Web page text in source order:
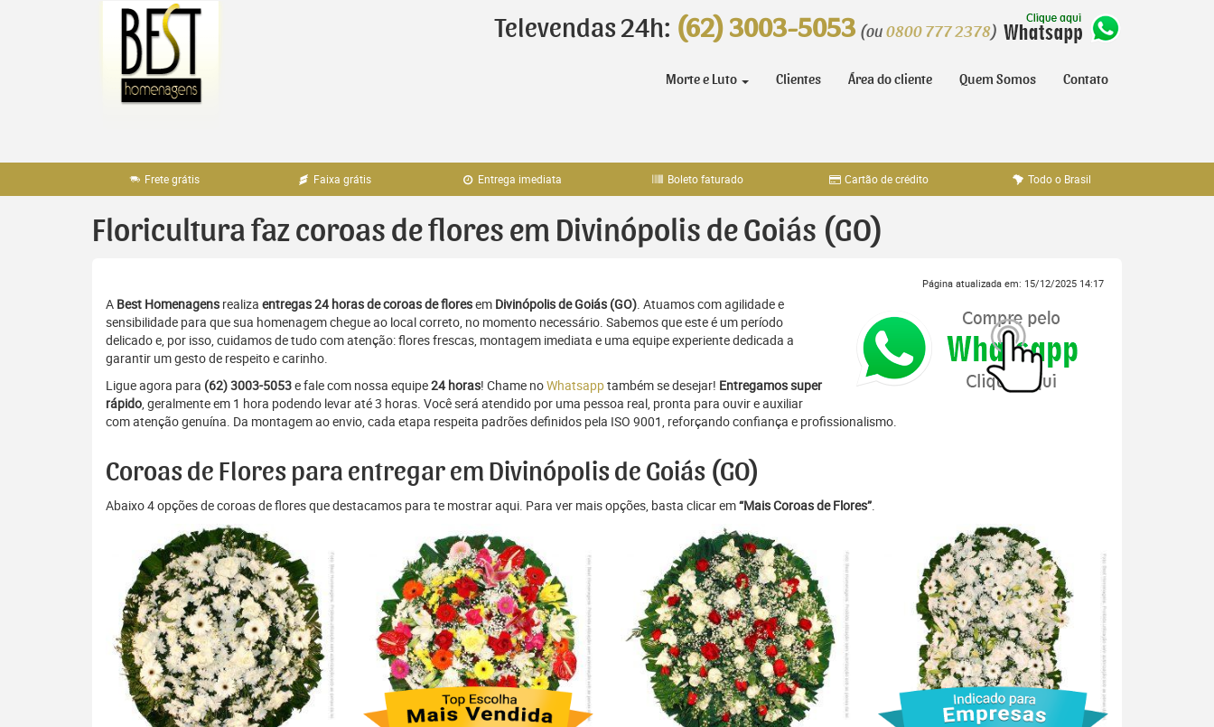
Televendas 24h: (62) 3003-5053 (ou 0800 777 2378)
Morte e Luto Clientes Área do cliente Quem Somos Contato
Frete grátis Faixa grátis Entrega imediata Boleto faturado Cartão de crédito Todo o Brasil
Floricultura faz coroas de flores em Divinópolis de Goiás (GO)
Página atualizada em: 15/12/2025 14:17
A Best Homenagens realiza entregas 24 horas de coroas de floresem Divinópolis de Goiás (GO). Atuamos com agilidade e
sensibilidade para que sua homenagem chegue ao local correto, no momento necessário. Sabemos que este é um período
delicado e, por isso, cuidamos de tudo com atenção: flores frescas, montagem imediata e uma equipe experiente dedicada a
garantir um gesto de respeito e carinho.
Ligue agora para (62) 3003-5053e fale com nossa equipe24 horas! Chame noWhatsapptambém se desejar! Entregamos super
rápido, geralmente em 1 hora podendo levar até 3 horas. Você será atendido por uma pessoa real, pronta para ouvir e auxiliar
com atenção genuína. Da montagem ao envio, cada etapa respeita padrões definidos pela ISO 9001, reforçando confiança e profissionalismo.
Coroas de Flores para entregar em Divinópolis de Goiás (GO)
Abaixo 4 opções de coroas de flores que destacamos para te mostrar aqui. Para ver mais opções, basta clicar em“Mais Coroas de Flores”.